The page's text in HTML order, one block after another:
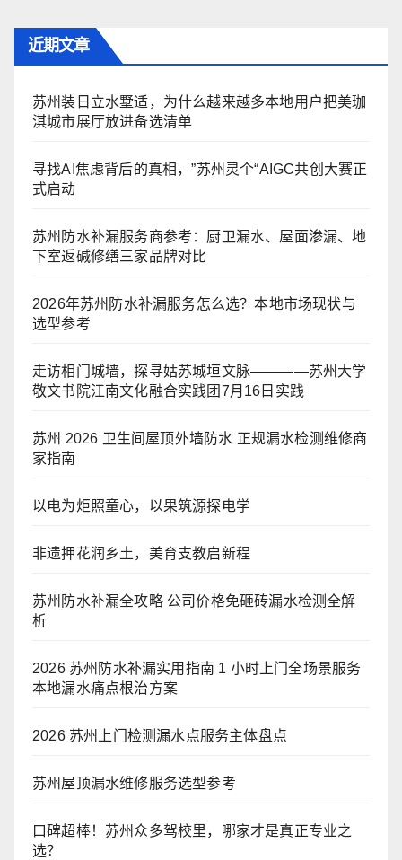
近期文章
苏州装日立水墅适，为什么越来越多本地用户把美珈
淇城市展厅放进备选清单
寻找AI焦虑背后的真相，”苏州灵个“AIGC共创大赛正
式启动
苏州防水补漏服务商参考：厨卫漏水、屋面渗漏、地
下室返碱修缮三家品牌对比
2026年苏州防水补漏服务怎么选？本地市场现状与
选型参考
走访相门城墙，探寻姑苏城垣文脉————苏州大学
敬文书院江南文化融合实践团7月16日实践
苏州 2026 卫生间屋顶外墙防水 正规漏水检测维修商
家指南
以电为炬照童心，以果筑源探电学
非遗押花润乡土，美育支教启新程
苏州防水补漏全攻略 公司价格免砸砖漏水检测全解
析
2026 苏州防水补漏实用指南 1 小时上门全场景服务
本地漏水痛点根治方案
2026 苏州上门检测漏水点服务主体盘点
苏州屋顶漏水维修服务选型参考
口碑超棒！苏州众多驾校里，哪家才是真正专业之
选？